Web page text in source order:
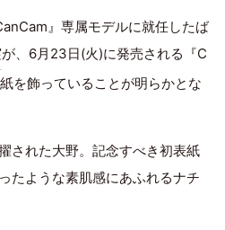
』専属モデルに就任したば
が、6月23日(火)に発売される『C
を飾っていることが明らかとな
された大野。記念すべき初表紙
たような素肌感にあふれるナチ